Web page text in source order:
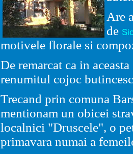
Are
de
motivele florale si
De remarcat ca in
renumitul cojoc
Trecand prin comuna
mentionam un obicei
localnici "Druscele", o
primavara numai a